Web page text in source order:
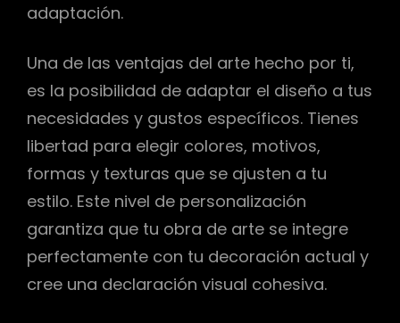
adaptación.
Una de las ventajas del arte hecho por ti,
es la posibilidad de adaptar el diseño a tus
necesidades y gustos específicos. Tienes
libertad para elegir colores, motivos,
formas y texturas que se ajusten a tu
estilo. Este nivel de personalización
garantiza que tu obra de arte se integre
perfectamente con tu decoración actual y
cree una declaración visual cohesiva.